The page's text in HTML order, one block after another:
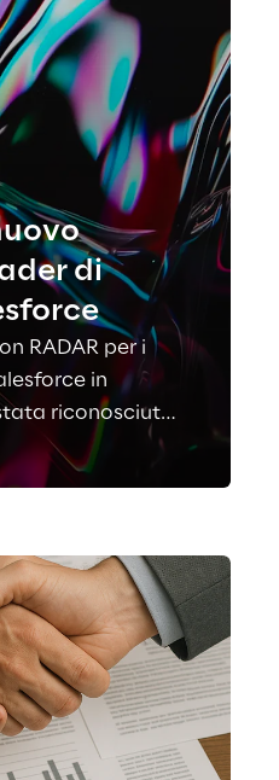
di
RADAR per i
in
riconosciuta
in cinque